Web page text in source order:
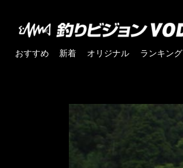
おすすめ 新着 オリジナル ランキング